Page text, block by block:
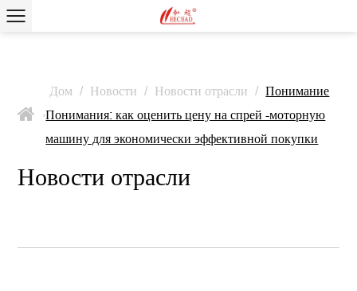
>
Дом / Новости / Новости отрасли / Понимание
Понимания: как оценить цену на спрей -моторную
машину для экономически эффективной покупки
Новости отрасли